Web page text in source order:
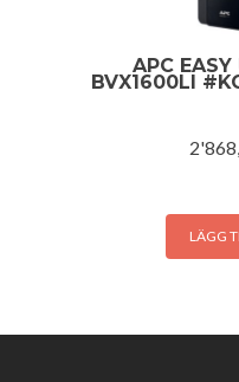
APC EASY
BVX1600LI
LÄGG